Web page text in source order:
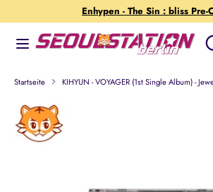
zum
Inhalt
Enhypen - The Sin : bliss Pre-
Wonach
suchst
suchst
Startseite KIHYUN - VOYAGER (1st Single Album) -